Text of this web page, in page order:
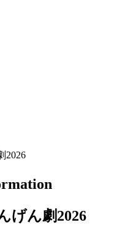
2026
げん劇2026